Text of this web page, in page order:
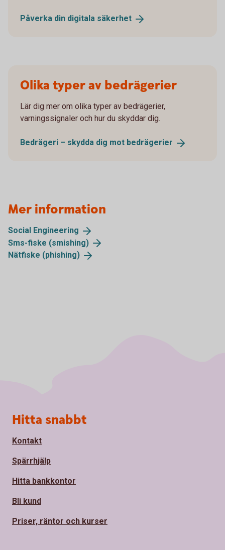
Påverka din digitala säkerhet
Olika typer av bedrägerier
Lär dig mer om olika typer av bedrägerier,
varningssignaler och hur du skyddar dig.
Bedrägeri – skydda dig mot bedrägerier
Mer information
Social Engineering
Sms-fiske (smishing)
Nätfiske (phishing)
Sidfot
Hitta snabbt
Kontakt
Spärrhjälp
Hitta bankkontor
Bli kund
Priser, räntor och kurser